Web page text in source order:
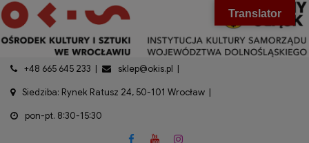
treści
Skip
to
content
+48 665 645 233
sklep@okis.pl
Siedziba: Rynek Ratusz 24, 50-101 Wrocław
pon-pt. 8:30-15:30
Translator